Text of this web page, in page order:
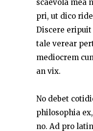
scaevola mea
pri, ut dico
Discere eripuit
tale verear
mediocrem
an vix.
No debet
philosophia
no. Ad pro